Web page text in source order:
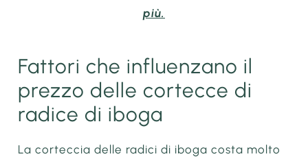
più.
Fattori che influenzano il
prezzo delle cortecce di
radice di iboga
La corteccia delle radici di iboga costa molto